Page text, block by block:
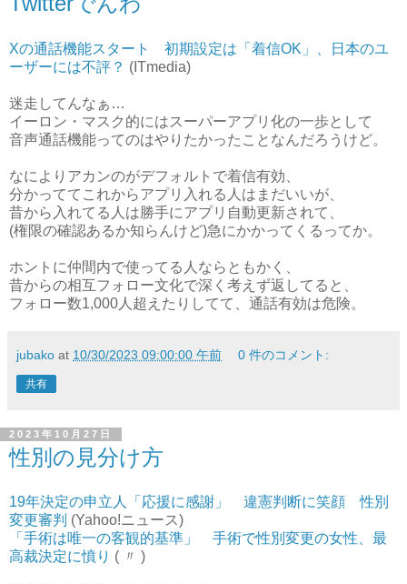
Xの通話機能スタート 初期設定は「着信OK」、日本のユ
ーザーには不評？ (ITmedia)
迷走してんなぁ…
イーロン・マスク的にはスーパーアプリ化の一歩として
音声通話機能ってのはやりたかったことなんだろうけど。
なによりアカンのがデフォルトで着信有効、
分かっててこれからアプリ入れる人はまだいいが、
昔から入れてる人は勝手にアプリ自動更新されて、
(権限の確認あるか知らんけど)急にかかってくるってか。
ホントに仲間内で使ってる人ならともかく、
昔からの相互フォロー文化で深く考えず返してると、
フォロー数1,000人超えたりしてて、通話有効は危険。
jubako at 10/30/2023 09:00:00 午前 0 件のコメント:
共有
2023年10月27日
性別の見分け方
19年決定の申立人「応援に感謝」 違憲判断に笑顔 性別
変更審判 (Yahoo!ニュース)
「手術は唯一の客観的基準」 手術で性別変更の女性、最
高裁決定に憤り ( 〃 )